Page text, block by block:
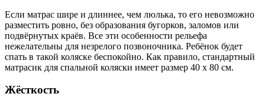
Если матрас шире и длиннее, чем люлька, то его невозможно
разместить ровно, без образования бугорков, заломов или
подвёрнутых краёв. Все эти особенности рельефа
нежелательны для незрелого позвоночника. Ребёнок будет
спать в такой коляске беспокойно. Как правило, стандартный
матрасик для спальной коляски имеет размер 40 х 80 см.
Жёсткость